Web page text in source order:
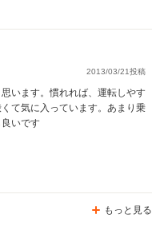
2013/03/21投稿
います。慣れれば、運転しやす
て気に入っています。あまり乗
いです
もっと見る